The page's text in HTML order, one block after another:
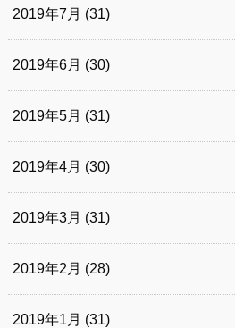
2019年7月 (31)
2019年6月 (30)
2019年5月 (31)
2019年4月 (30)
2019年3月 (31)
2019年2月 (28)
2019年1月 (31)